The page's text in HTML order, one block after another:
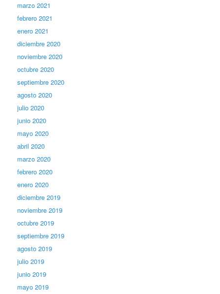
marzo 2021
febrero 2021
enero 2021
diciembre 2020
noviembre 2020
octubre 2020
septiembre 2020
agosto 2020
julio 2020
junio 2020
mayo 2020
abril 2020
marzo 2020
febrero 2020
enero 2020
diciembre 2019
noviembre 2019
octubre 2019
septiembre 2019
agosto 2019
julio 2019
junio 2019
mayo 2019